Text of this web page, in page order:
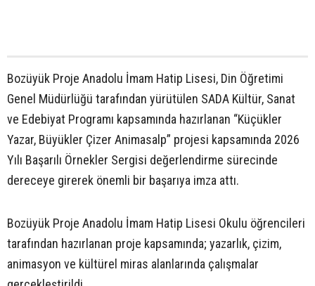
Bozüyük Proje Anadolu İmam Hatip Lisesi, Din Öğretimi
Genel Müdürlüğü tarafından yürütülen SADA Kültür, Sanat
ve Edebiyat Programı kapsamında hazırlanan “Küçükler
Yazar, Büyükler Çizer Animasalp” projesi kapsamında 2026
Yılı Başarılı Örnekler Sergisi değerlendirme sürecinde
dereceye girerek önemli bir başarıya imza attı.
Bozüyük Proje Anadolu İmam Hatip Lisesi Okulu öğrencileri
tarafından hazırlanan proje kapsamında; yazarlık, çizim,
animasyon ve kültürel miras alanlarında çalışmalar